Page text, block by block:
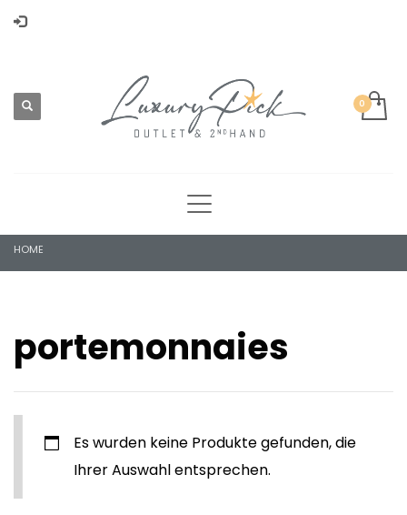
HOME
portemonnaies
Es wurden keine Produkte gefunden, die
Ihrer Auswahl entsprechen.